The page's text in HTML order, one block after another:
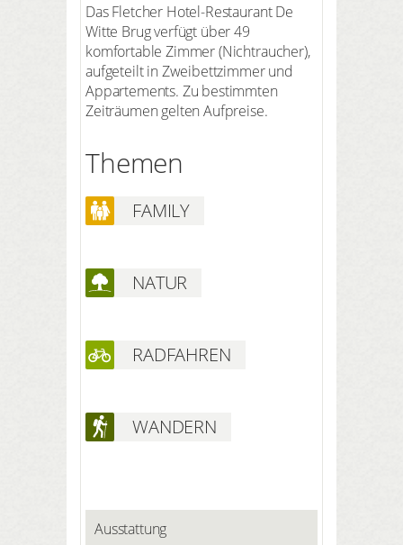
Das Fletcher Hotel-Restaurant De
Witte Brug verfügt über 49
komfortable Zimmer (Nichtraucher),
aufgeteilt in Zweibettzimmer und
Appartements. Zu bestimmten
Zeiträumen gelten Aufpreise.
Themen
FAMILY
NATUR
RADFAHREN
WANDERN
Ausstattung